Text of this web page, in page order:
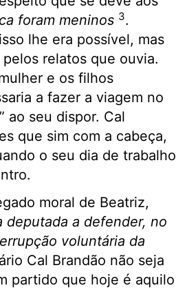
foram meninos 3.
lhe era possível, mas
relatos que ouvia.
e os filhos
a fazer a viagem no
ao seu dispor. Cal
que sim com a cabeça,
o seu dia de trabalho
moral de Beatriz,
deputada a defender, no
voluntária da
Cal Brandão não seja
partido que hoje é aquilo